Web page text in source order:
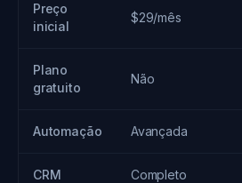
Preço
inicial
$29/mês
Plano
gratuito
Não
Automação Avançada
CRM Completo